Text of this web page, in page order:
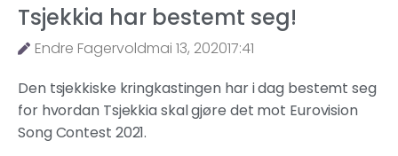
Tsjekkia har bestemt seg!
Endre Fagervoldmai 13, 202017:41
Den tsjekkiske kringkastingen har i dag bestemt seg
for hvordan Tsjekkia skal gjøre det mot Eurovision
Song Contest 2021.